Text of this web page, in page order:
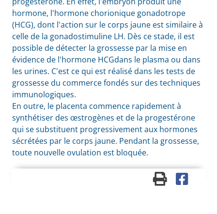
hormone, l'hormone chorionique gonadotrope
(HCG), dont l'action sur le corps jaune est similaire à
celle de la gonadostimuline LH. Dès ce stade, il est
possible de détecter la grossesse par la mise en
évidence de l'hormone HCGdans le plasma ou dans
les urines. C'est ce qui est réalisé dans les tests de
grossesse du commerce fondés sur des techniques
immunologiques.
En outre, le placenta commence rapidement à
synthétiser des œstrogènes et de la progestérone
qui se substituent progressivement aux hormones
sécrétées par le corps jaune. Pendant la grossesse,
toute nouvelle ovulation est bloquée.